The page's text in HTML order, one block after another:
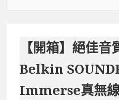
【開箱】絕佳音
Belkin
Immerse真無